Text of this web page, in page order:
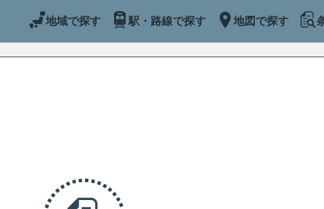
地域で探す 駅・路線で探す 地図で探す